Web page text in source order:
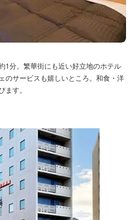
1分。繁華街にも近い好立地のホテル
のサービスも嬉しいところ。和食・洋
す。